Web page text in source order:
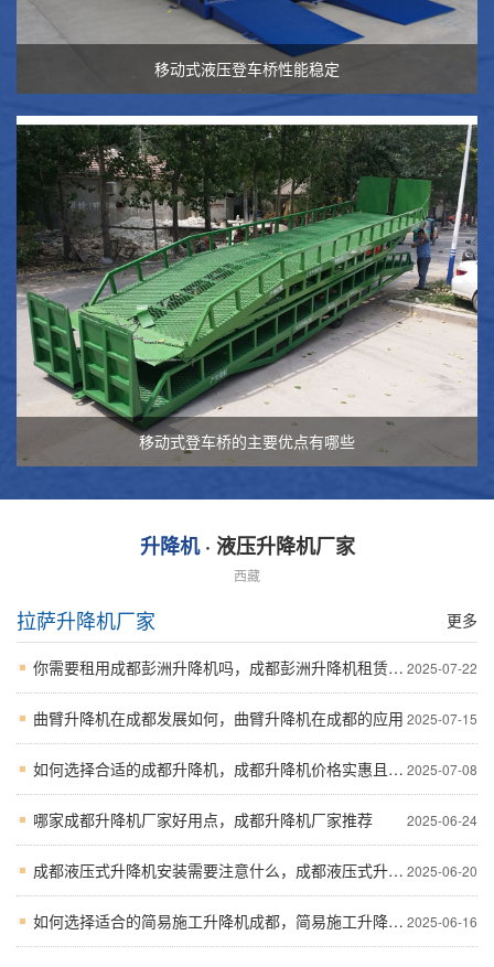
移动式液压登车桥性能稳定
移动式登车桥的主要优点有哪些
升降机· 液压升降机厂家
西藏
更多
拉萨升降机厂家
2025-07-22
你需要租用成都彭洲升降机吗，成都彭洲升降机租赁详解
2025-07-15
曲臂升降机在成都发展如何，曲臂升降机在成都的应用
2025-07-08
如何选择合适的成都升降机，成都升降机价格实惠且质量有保障
2025-06-24
哪家成都升降机厂家好用点，成都升降机厂家推荐
2025-06-20
成都液压式升降机安装需要注意什么，成都液压式升降机安装步骤及注意事项
2025-06-16
如何选择适合的简易施工升降机成都，简易施工升降机成都的应用与技术细节介绍